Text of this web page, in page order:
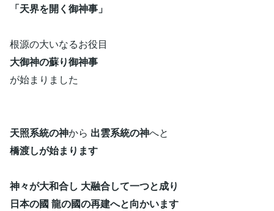
「天界を開く御神事」
根源の大いなるお役目
大御神の蘇り御神事
が始まりました
天照系統の神から 出雲系統の神へと
橋渡しが始まります
神々が大和合し 大融合して一つと成り
日本の國 龍の國の再建へと向かいます